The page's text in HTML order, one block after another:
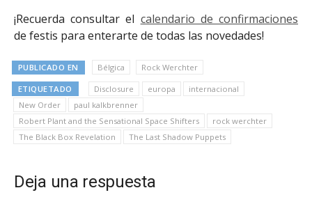
¡Recuerda consultar el calendario de confirmaciones
de festis para enterarte de todas las novedades!
PUBLICADO EN Bélgica Rock Werchter
ETIQUETADO Disclosure europa
internacional
New Order
paul kalkbrenner
Robert Plant and the Sensational Space Shifters
rock werchter
The Black Box Revelation
The Last Shadow Puppets
Deja una respuesta